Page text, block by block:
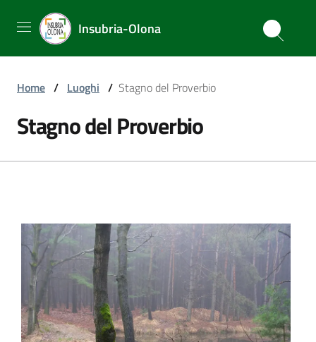
Insubria-Olona
Home / Luoghi / Stagno del Proverbio
Stagno del Proverbio